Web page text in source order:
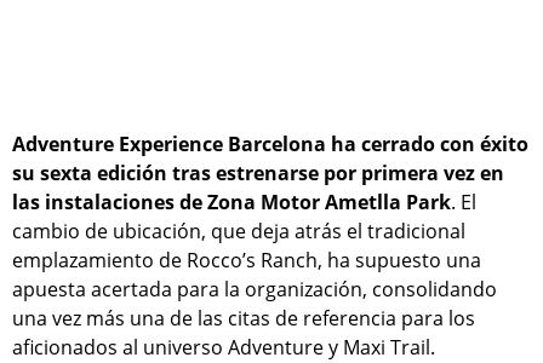
Adventure Experience Barcelona ha cerrado con éxito
su sexta edición tras estrenarse por primera vez en
las instalaciones de Zona Motor Ametlla Park. El
cambio de ubicación, que deja atrás el tradicional
emplazamiento de Rocco’s Ranch, ha supuesto una
apuesta acertada para la organización, consolidando
una vez más una de las citas de referencia para los
aficionados al universo Adventure y Maxi Trail.